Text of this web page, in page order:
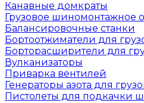
Канавные домкраты
Грузовое шиномонтажное
Балансировочные станки
Бортоотжиматели для
Борторасширители для
Вулканизаторы
Приварка вентилей
Генераторы азота для
Пистолеты для подкачки